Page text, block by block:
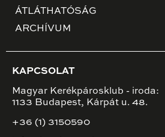
ÁTLÁTHATÓSÁG
ARCHÍVUM
KAPCSOLAT
Magyar Kerékpárosklub - iroda:
1133 Budapest, Kárpát u. 48.
+36 (1) 3150590